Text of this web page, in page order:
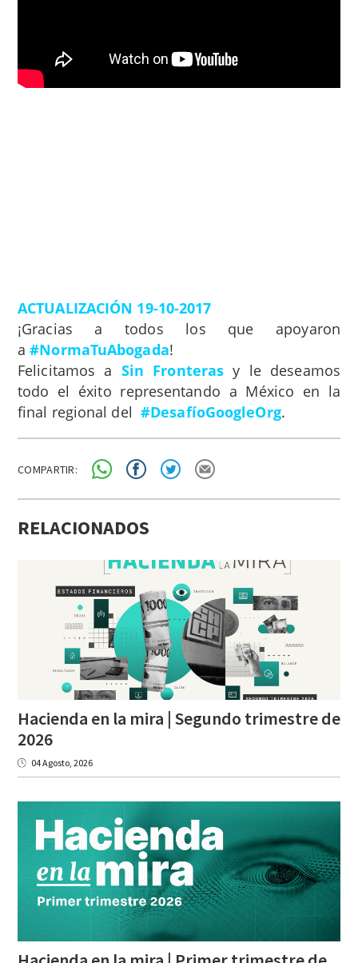
ACTUALIZACIÓN 19-10-2017
¡Gracias a todos los que apoyaron
a#NormaTuAbogada!
Felicitamos a Sin Fronteras y le deseamos
todo el éxito representando a México en la
final regional del#DesafíoGoogleOrg.
COMPARTIR:
RELACIONADOS
Hacienda en la mira | Segundo trimestre de
2026
04 Agosto, 2026